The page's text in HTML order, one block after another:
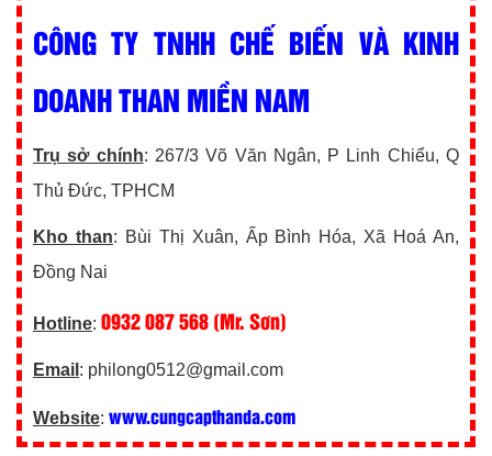
CÔNG TY TNHH CHẾ BIẾN VÀ KINH
DOANH THAN MIỀN NAM
Trụ sở chính: 267/3 Võ Văn Ngân, P Linh Chiểu, Q
Thủ Đức, TPHCM
Kho than: Bùi Thị Xuân, Ấp Bình Hóa, Xã Hoá An,
Đồng Nai
Hotline: 0932 087 568 (Mr. Sơn)
Email : philong0512@gmail.com
Website: www.cungcapthanda.com